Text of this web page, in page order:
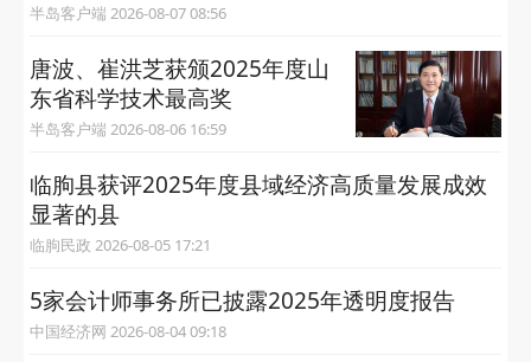
半岛客户端 2026-08-07 08:56
唐波、崔洪芝获颁2025年度山
东省科学技术最高奖
半岛客户端 2026-08-06 16:59
临朐县获评2025年度县域经济高质量发展成效
显著的县
临朐民政 2026-08-05 17:21
5家会计师事务所已披露2025年透明度报告
中国经济网 2026-08-04 09:18